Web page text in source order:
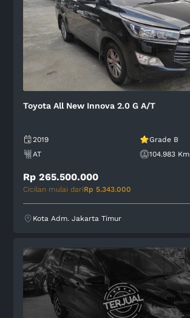
Toyota All New Innova 2.0 G A/T
2019
Grade B
AT
104.983 Km
Rp 265.500.000
Cicilan mulai dariRp 5.343.000
Kota Adm. Jakarta Timur